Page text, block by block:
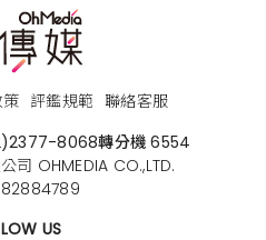
評鑑規範 聯絡客服
8068轉分機 6554
司 OHMEDIA CO.,LTD.
US